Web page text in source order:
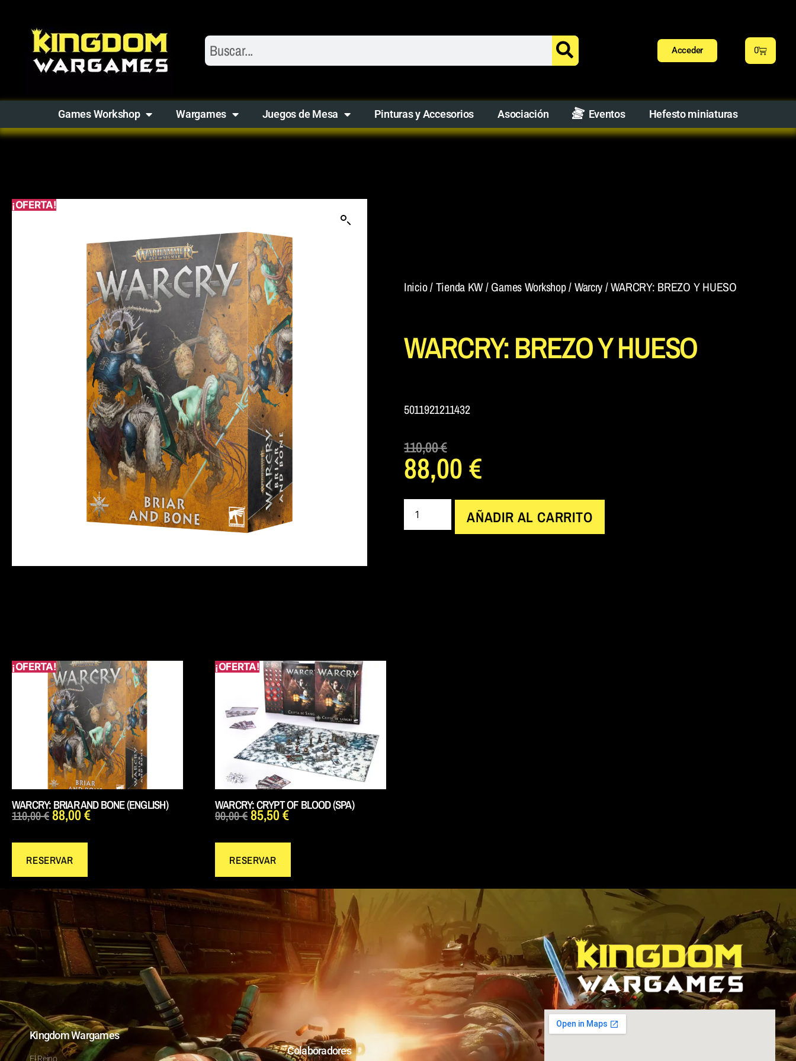
Acceder 0
Games Workshop Wargames Juegos de Mesa Pinturas y Accesorios Asociación Eventos Hefesto miniaturas
¡OFERTA!
Inicio/Tienda KW/Games Workshop/Warcry/ WARCRY: BREZO Y HUESO
WARCRY: BREZO Y HUESO
5011921211432
110,00€
88,00€
AÑADIR AL CARRITO
¡OFERTA!
WARCRY: BRIAR AND BONE (ENGLISH)
110,00€88,00€
RESERVAR
¡OFERTA!
WARCRY: CRYPT OF BLOOD (SPA)
90,00€85,50€
RESERVAR
Kingdom Wargames
El Reino
Colaboradores